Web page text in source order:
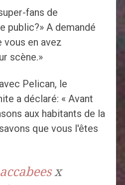
fans de
public?» A demandé
vous en avez
scène.»
Pelican, le
a déclaré: « Avant
aux habitants de la
que vous l'êtes
x